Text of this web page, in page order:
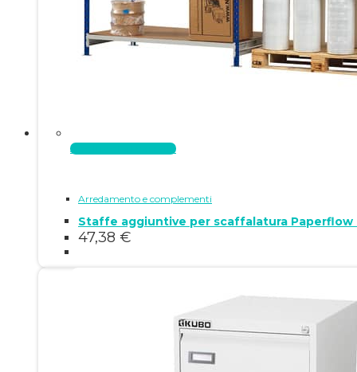
Aggiungi al carrello
Arredamento e complementi
Staffe aggiuntive per scaffalatura Paperflow
47,38 €